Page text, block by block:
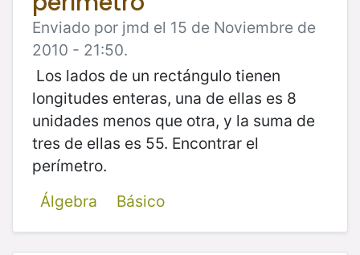
Enviado por jmd el 15 de Noviembre de
2010 - 21:50.
Los lados de un rectángulo tienen
longitudes enteras, una de ellas es 8
unidades menos que otra, y la suma de
tres de ellas es 55. Encontrar el
perímetro.
Álgebra
Básico